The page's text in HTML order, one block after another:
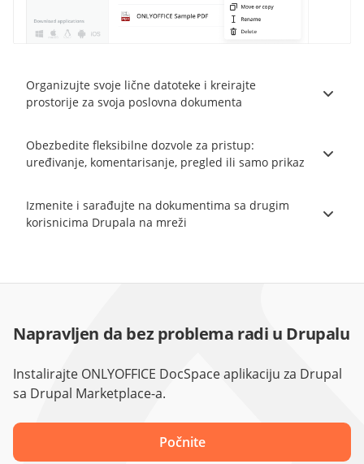
Organizujte svoje lične datoteke i kreirajte
prostorije za svoja poslovna dokumenta
Obezbedite fleksibilne dozvole za pristup:
uređivanje, komentarisanje, pregled ili samo prikaz
Izmenite i sarađujte na dokumentima sa drugim
korisnicima Drupala na mreži
Napravljen da bez problema radi u Drupalu
Instalirajte ONLYOFFICE DocSpace aplikaciju za Drupal
sa Drupal Marketplace-a.
Počnite